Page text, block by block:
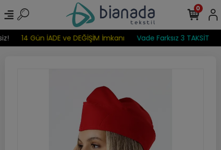
14 Gün İADE ve DEĞİŞİM İmkanı Vade Farksız 3 TAKSİT
0